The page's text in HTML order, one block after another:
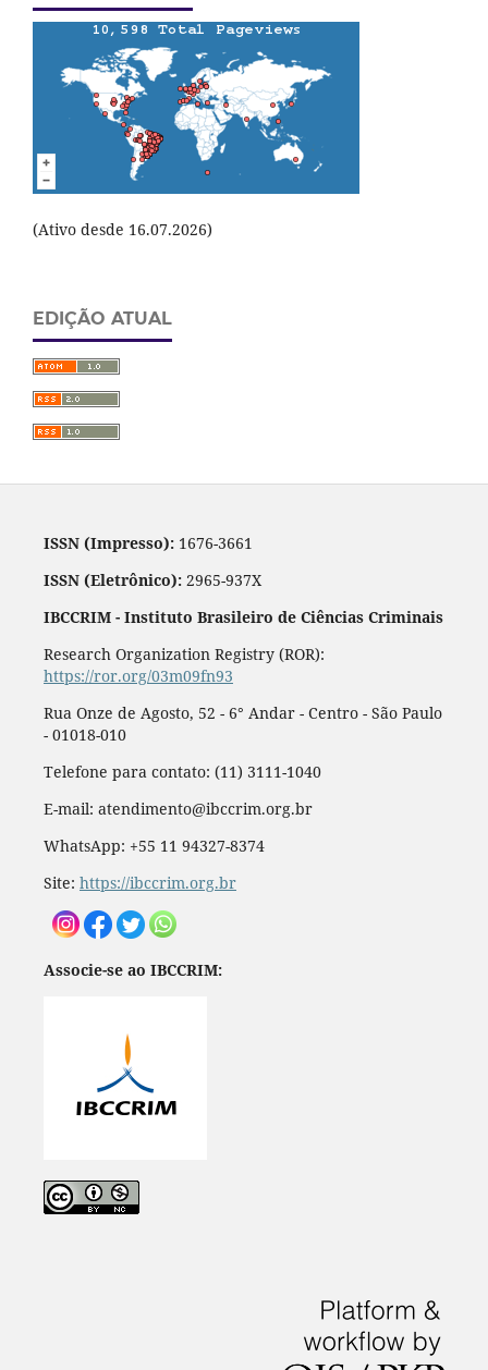
(Ativo desde 16.07.2026)
EDIÇÃO ATUAL
ISSN (Impresso):1676-3661
ISSN (Eletrônico):2965-937X
IBCCRIM - Instituto Brasileiro de Ciências Criminais
Research Organization Registry (ROR):
https://ror.org/03m09fn93
Rua Onze de Agosto, 52 - 6° Andar - Centro - São Paulo
- 01018-010
Telefone para contato: (11) 3111-1040
E-mail: atendimento@ibccrim.org.br
WhatsApp: +55 11 94327-8374
Site: https://ibccrim.org.br
Associe-se ao IBCCRIM: